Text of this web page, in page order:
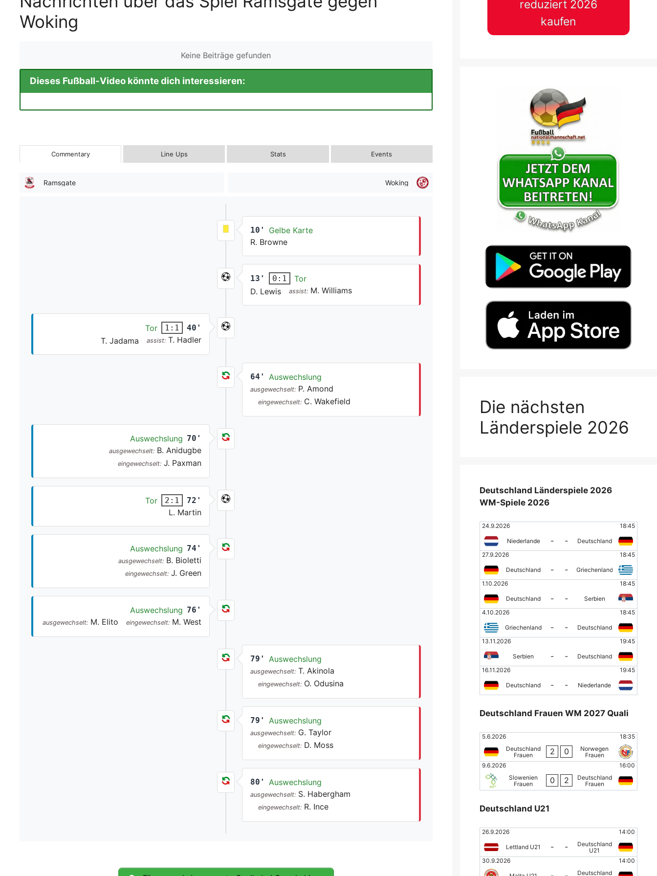
Woking
Keine Beiträge gefunden
Dieses Fußball-Video könnte dich interessieren:
Commentary Line Ups Stats Events
Ramsgate Woking
10'
Gelbe Karte
R. Browne
13' 0:1
Tor
D. Lewis
assist: M. Williams
Tor 1:1 40'
T. Jadama assist: T. Hadler
64' Auswechslung
ausgewechselt: P. Amond
eingewechselt: C. Wakefield
Auswechslung 70'
ausgewechselt: B. Anidugbe
eingewechselt: J. Paxman
Tor 2:1 72'
L. Martin
Auswechslung 74'
ausgewechselt: B. Bioletti
eingewechselt: J. Green
Auswechslung 76'
ausgewechselt: M. Elito eingewechselt: M. West
79' Auswechslung
ausgewechselt: T. Akinola
eingewechselt: O. Odusina
79' Auswechslung
ausgewechselt: G. Taylor
eingewechselt: D. Moss
80' Auswechslung
ausgewechselt: S. Habergham
eingewechselt: R. Ince
reduziert 2026
kaufen
Die nächsten
Länderspiele 2026
Deutschland Länderspiele 2026
WM-Spiele 2026
24.9.2026 18:45
Niederlande - -
Deutschland
27.9.2026
18:45
Deutschland - -
Griechenland
1.10.2026
18:45
Deutschland - -
Serbien
4.10.2026
18:45
Griechenland - -
Deutschland
13.11.2026
19:45
Serbien - -
Deutschland
16.11.2026
19:45
Deutschland - - Niederlande
Deutschland Frauen WM 2027 Quali
5.6.2026
18:35
Deutschland
Frauen
2 0
Norwegen
Frauen
9.6.2026
16:00
Slowenien
Frauen
0 2
Deutschland
Frauen
Deutschland U21
26.9.2026 14:00
Lettland U21 - -
Deutschland
U21
30.9.2026
14:00
Deutschland